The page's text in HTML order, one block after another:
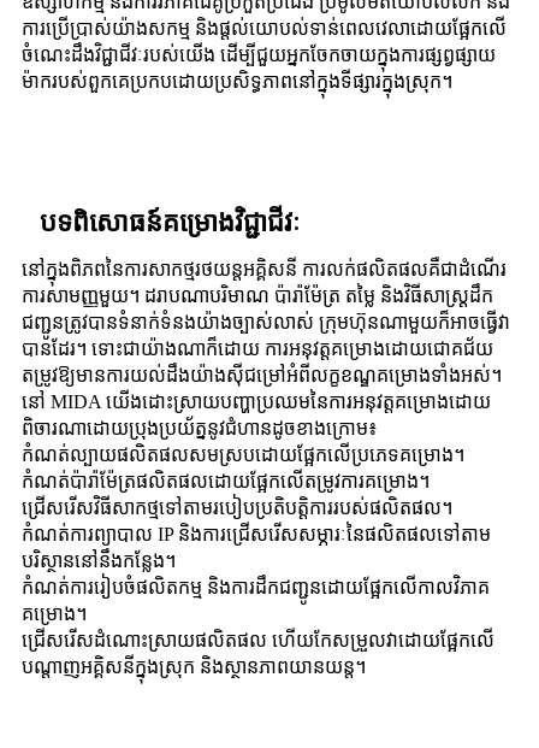
ការប្រើប្រាស់យ៉ាងសកម្ម និងផ្តល់យោបល់ទាន់ពេលវេលាដោយផ្អែកលើ
ចំណេះដឹងវិជ្ជាជីវៈរបស់យើង ដើម្បីជួយអ្នកចែកចាយក្នុងការផ្សព្វផ្សាយ
ម៉ាករបស់ពួកគេប្រកបដោយប្រសិទ្ធភាពនៅក្នុងទីផ្សារក្នុងស្រុក។
បទពិសោធន៍គម្រោងវិជ្ជាជីវៈ
នៅក្នុងពិភពនៃការសាកថ្មរថយន្តអគ្គិសនី ការលក់ផលិតផលគឺជាដំណើរ
ការសាមញ្ញមួយ។ ដរាបណាបរិមាណ ប៉ារ៉ាម៉ែត្រ តម្លៃ និងវិធីសាស្ត្រដឹក
ជញ្ជូនត្រូវបានទំនាក់ទំនងយ៉ាងច្បាស់លាស់ ក្រុមហ៊ុនណាមួយក៏អាចធ្វើវា
បានដែរ។ ទោះជាយ៉ាងណាក៏ដោយ ការអនុវត្តគម្រោងដោយជោគជ័យ
តម្រូវឱ្យមានការយល់ដឹងយ៉ាងស៊ីជម្រៅអំពីលក្ខខណ្ឌគម្រោងទាំងអស់។
នៅ MIDA យើងដោះស្រាយបញ្ហាប្រឈមនៃការអនុវត្តគម្រោងដោយ
ពិចារណាដោយប្រុងប្រយ័ត្ននូវជំហានដូចខាងក្រោម៖
កំណត់ល្បាយផលិតផលសមស្របដោយផ្អែកលើប្រភេទគម្រោង។
កំណត់ប៉ារ៉ាម៉ែត្រផលិតផលដោយផ្អែកលើតម្រូវការគម្រោង។
ជ្រើសរើសវិធីសាកថ្មទៅតាមរបៀបប្រតិបត្តិការរបស់ផលិតផល។
កំណត់ការព្យាបាល IP និងការជ្រើសរើសសម្ភារៈនៃផលិតផលទៅតាម
បរិស្ថាននៅនឹងកន្លែង។
កំណត់ការរៀបចំផលិតកម្ម និងការដឹកជញ្ជូនដោយផ្អែកលើកាលវិភាគ
គម្រោង។
ជ្រើសរើសដំណោះស្រាយផលិតផល ហើយកែសម្រួលវាដោយផ្អែកលើ
បណ្តាញអគ្គិសនីក្នុងស្រុក និងស្ថានភាពយានយន្ត។